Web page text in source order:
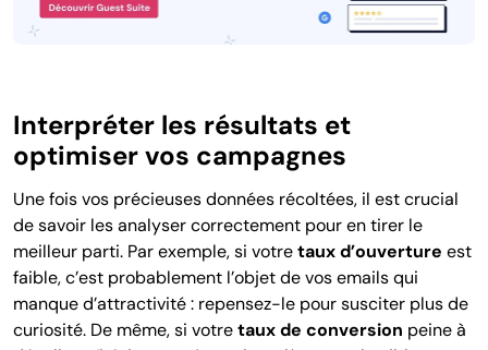
Interpréter les résultats et
optimiser vos campagnes
Une fois vos précieuses données récoltées, il est crucial
de savoir les analyser correctement pour en tirer le
meilleur parti. Par exemple, si votretaux d’ouverture est
faible, c’est probablement l’objet de vos emails qui
manque d’attractivité : repensez-le pour susciter plus de
curiosité. De même, si votretaux de conversion peine à